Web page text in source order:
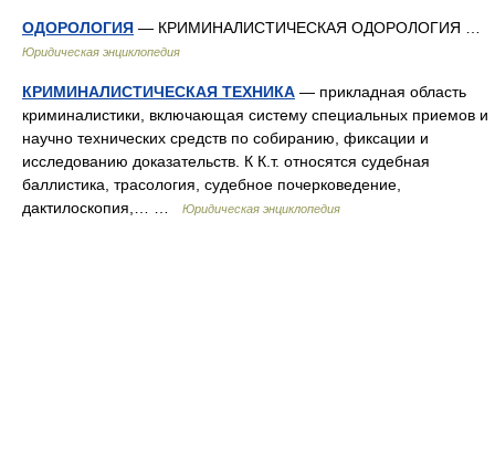
ОДОРОЛОГИЯ — КРИМИНАЛИСТИЧЕСКАЯ ОДОРОЛОГИЯ …
Юридическая энциклопедия
КРИМИНАЛИСТИЧЕСКАЯ ТЕХНИКА — прикладная область
криминалистики, включающая систему специальных приемов и
научно технических средств по собиранию, фиксации и
исследованию доказательств. К К.т. относятся судебная
баллистика, трасология, судебное почерковедение,
дактилоскопия,… …
Юридическая энциклопедия